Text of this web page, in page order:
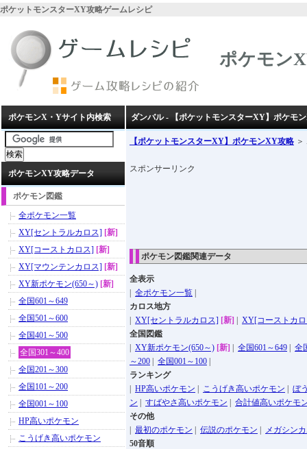
ポケットモンスターXY攻略ゲームレシピ
ポケモン
ダンバル - 【ポケットモンスターXY】ポケモ
【ポケットモンスターXY】ポケモンXY攻略
スポンサーリンク
ポケモン図鑑関連データ
全表示
全ポケモン一覧
カロス地方
XY[セントラルカロス] [新]
XY[コーストカ
全国図鑑
XY新ポケモン(650～) [新] 全国601～649
全
～200
全国001～100
ランキング
HP高いポケモン こうげき高いポケモン
ぼ
ン
すばやさ高いポケモン
合計値高いポケモ
その他
最初のポケモン 伝説のポケモン
メガシン
50音順
ポケモンX・Yサイト内検索
ポケモンXY攻略データ
ポケモン図鑑
全ポケモン一覧
XY[セントラルカロス] [新]
XY[コーストカロス] [新]
XY[マウンテンカロス] [新]
XY新ポケモン(650～) [新]
全国601～649
全国501～600
全国401～500
全国301～400
全国201～300
全国101～200
全国001～100
HP高いポケモン
こうげき高いポケモン